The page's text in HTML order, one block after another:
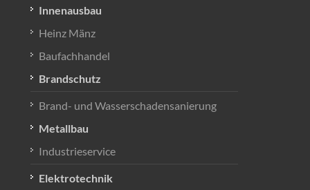
Innenausbau
Heinz Mänz
Baufachhandel
Brandschutz
Brand- und Wasserschadensanierung
Metallbau
Industrieservice
Elektrotechnik